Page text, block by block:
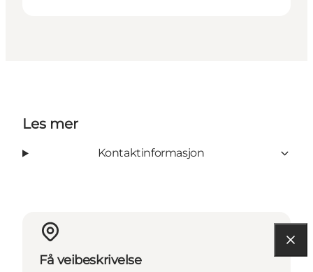
Les mer
Kontaktinformasjon
Få veibeskrivelse